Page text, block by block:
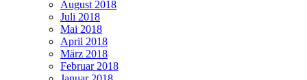
August 2018
Juli 2018
Mai 2018
April 2018
März 2018
Februar 2018